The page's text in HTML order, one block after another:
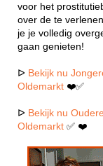
voor het
over de te
je je volledig
gaan genieten!
ᐅ Bekijk nu
Oldemarkt ❤️✅
ᐅ Bekijk nu
Oldemarkt ✅ ❤️